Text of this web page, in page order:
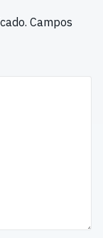
Campos